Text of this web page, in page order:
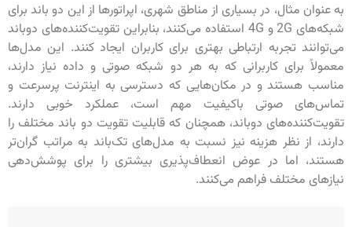
به عنوان مثال، در بسیاری از مناطق شهری، اپراتورها از این دو باند برای
شبکه‌های 2G و 4G استفاده می‌کنند، بنابراین تقویت‌کننده‌های دوباند
می‌توانند تجربه ارتباطی بهتری برای کاربران ایجاد کنند. این مدل‌ها
معمولاً برای کاربرانی که به هر دو شبکه صوتی و داده نیاز دارند،
مناسب هستند و در مکان‌هایی که دسترسی به اینترنت پرسرعت و
تماس‌های صوتی باکیفیت مهم است، عملکرد خوبی دارند.
تقویت‌کننده‌های دوباند، همچنان که قابلیت تقویت دو باند مختلف را
دارند، از نظر هزینه نیز نسبت به مدل‌های تک‌باند به مراتب گران‌تر
هستند، اما در عوض انعطاف‌پذیری بیشتری را برای پوشش‌دهی
نیازهای مختلف فراهم می‌کنند.